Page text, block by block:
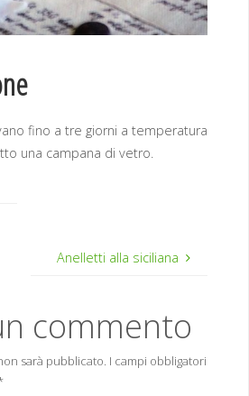
fino a tre giorni a temperatura
una campana di vetro.
Anelletti alla siciliana
commento
sarà pubblicato. I campi obbligatori